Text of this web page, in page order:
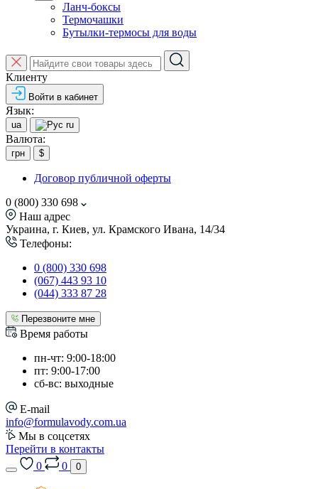
Ланч-боксы
Термочашки
Бутылки-термосы для воды
Клиенту
Войти в кабинет
Язык:
ua ru
Валюта:
грн $
Договор публичной оферты
0 (800) 330 698
Наш адрес
Украина, г. Киев, ул. Крамского Ивана, 14/34
Телефоны:
0 (800) 330 698
(067) 443 93 10
(044) 333 87 28
Перезвоните мне
Время работы
пн-чт: 9:00-18:00
пт: 9:00-17:00
сб-вс: выходные
E-mail
info@formulavody.com.ua
Мы в соцсетях
Перейти в контакты
0
0 0